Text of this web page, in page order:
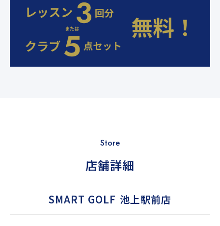
Store
店舗詳細
SMART GOLF 池上駅前店